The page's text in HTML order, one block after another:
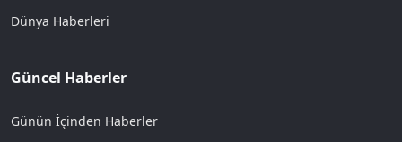
Dünya Haberleri
Güncel Haberler
Günün İçinden Haberler